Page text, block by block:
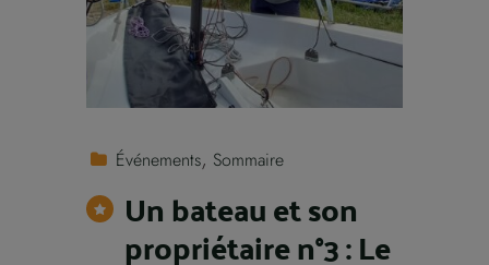
Événements Sommaire
Un bateau et son
propriétaire n°3 : Le